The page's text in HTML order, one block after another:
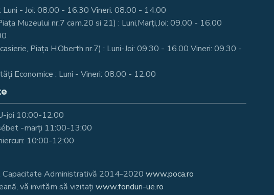
Luni - Joi: 08.00 - 16.30 Vineri: 08.00 - 14.00
Muzeului nr.7 cam.20 si 21) : Luni,Marți,Joi: 09.00 - 16.00
Piața H.Oberth nr.7) : Luni-Joi: 09.30 - 16.00 Vineri: 09.30 -
Economice : Luni - Vineri: 08.00 - 12.00
joi 10:00-12:00
-marți 11:00-13:00
10:00-12:00
Capacitate Administrativă 2014-2020 www.poca.ro
vă invităm să vizitați www.fonduri-ue.ro